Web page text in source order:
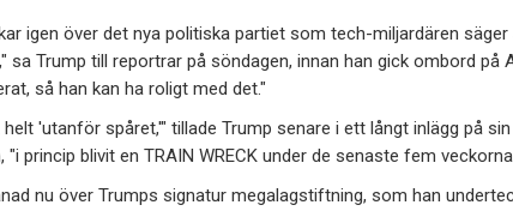
igen över det nya politiska partiet som tech-miljardären säger
sa Trump till reportrar på söndagen, innan han gick ombord på
så han kan ha roligt med det."
'utanför spåret,'" tillade Trump senare i ett långt inlägg på
princip blivit en TRAIN WRECK under de senaste fem
nu över Trumps signatur megalagstiftning, som han